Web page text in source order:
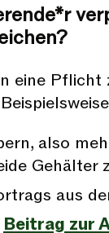
eine Pflicht
also
Gehälter
aus
Beitrag zur